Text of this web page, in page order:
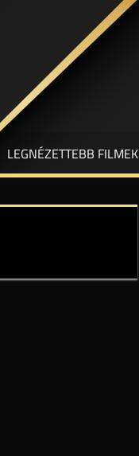
LEGNÉZETTEBB FILMEK